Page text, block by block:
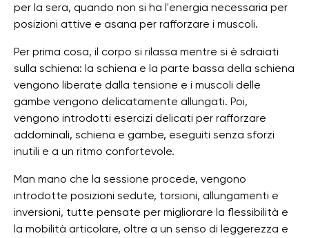
per la sera, quando non si ha l'energia necessaria per
posizioni attive e asana per rafforzare i muscoli.
Per prima cosa, il corpo si rilassa mentre si è sdraiati
sulla schiena: la schiena e la parte bassa della schiena
vengono liberate dalla tensione e i muscoli delle
gambe vengono delicatamente allungati. Poi,
vengono introdotti esercizi delicati per rafforzare
addominali, schiena e gambe, eseguiti senza sforzi
inutili e a un ritmo confortevole.
Man mano che la sessione procede, vengono
introdotte posizioni sedute, torsioni, allungamenti e
inversioni, tutte pensate per migliorare la flessibilità e
la mobilità articolare, oltre a un senso di leggerezza e